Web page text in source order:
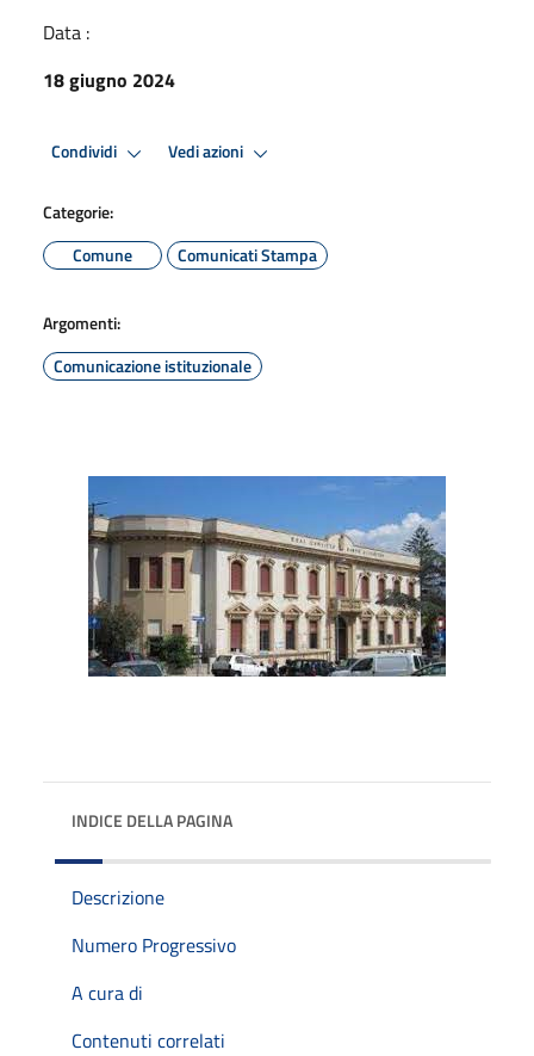
Data :
18 giugno 2024
Condividi Vedi azioni
Categorie:
Comune
Comunicati Stampa
Argomenti:
Comunicazione istituzionale
INDICE DELLA PAGINA
Descrizione
Numero Progressivo
A cura di
Contenuti correlati